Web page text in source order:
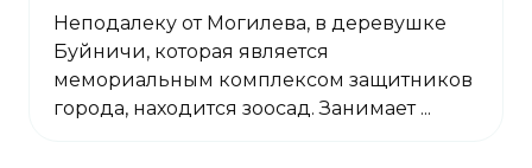
Неподалеку от Могилева, в деревушке
Буйничи, которая является
мемориальным комплексом защитников
города, находится зоосад. Занимает ...